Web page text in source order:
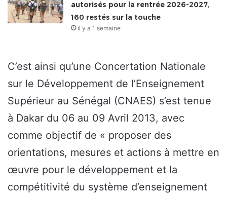
autorisés pour la rentrée 2026-2027,
160 restés sur la touche
il y a 1 semaine
C’est ainsi qu’une Concertation Nationale
sur le Développement de l’Enseignement
Supérieur au Sénégal (CNAES) s’est tenue
à Dakar du 06 au 09 Avril 2013, avec
comme objectif de « proposer des
orientations, mesures et actions à mettre en
œuvre pour le développement et la
compétitivité du système d’enseignement